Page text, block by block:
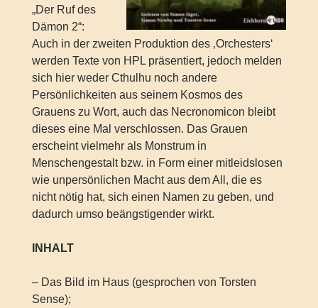
„Der Ruf des
Dämon 2“:
Auch in der zweiten Produktion des ‚Orchesters‘
werden Texte von HPL präsentiert, jedoch melden
sich hier weder Cthulhu noch andere
Persönlichkeiten aus seinem Kosmos des
Grauens zu Wort, auch das Necronomicon bleibt
dieses eine Mal verschlossen. Das Grauen
erscheint vielmehr als Monstrum in
Menschengestalt bzw. in Form einer mitleidslosen
wie unpersönlichen Macht aus dem All, die es
nicht nötig hat, sich einen Namen zu geben, und
dadurch umso beängstigender wirkt.
INHALT
– Das Bild im Haus (gesprochen von Torsten
Sense);